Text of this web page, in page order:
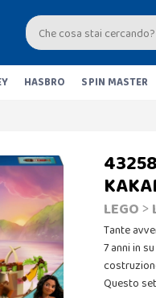
HASBRO SPIN MASTER
LEGO>
Tante
7 anni in
Questo